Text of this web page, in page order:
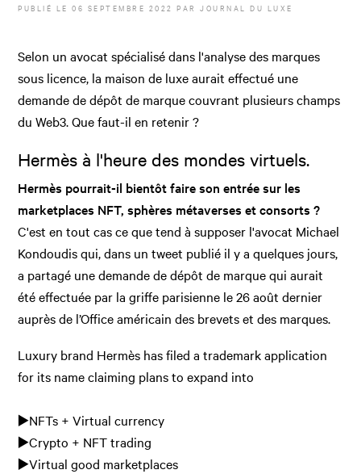
PUBLIÉ LE06 SEPTEMBRE 2022 PAR JOURNAL DU LUXE
Selon un avocat spécialisé dans l'analyse des marques
sous licence, la maison de luxe aurait effectué une
demande de dépôt de marque couvrant plusieurs champs
du Web3. Que faut-il en retenir ?
Hermès à l'heure des mondes virtuels.
Hermès pourrait-il bientôt faire son entrée sur les
marketplaces NFT, sphères métaverses et consorts ?
C'est en tout cas ce que tend à supposer l'avocat Michael
Kondoudis qui, dans un tweet publié il y a quelques jours,
a partagé une demande de dépôt de marque qui aurait
été effectuée par la griffe parisienne le 26 août dernier
auprès de l’Office américain des brevets et des marques.
Luxury brand Hermès has filed a trademark application
for its name claiming plans to expand into
▶️NFTs + Virtual currency
▶️Crypto + NFT trading
▶️Virtual good marketplaces